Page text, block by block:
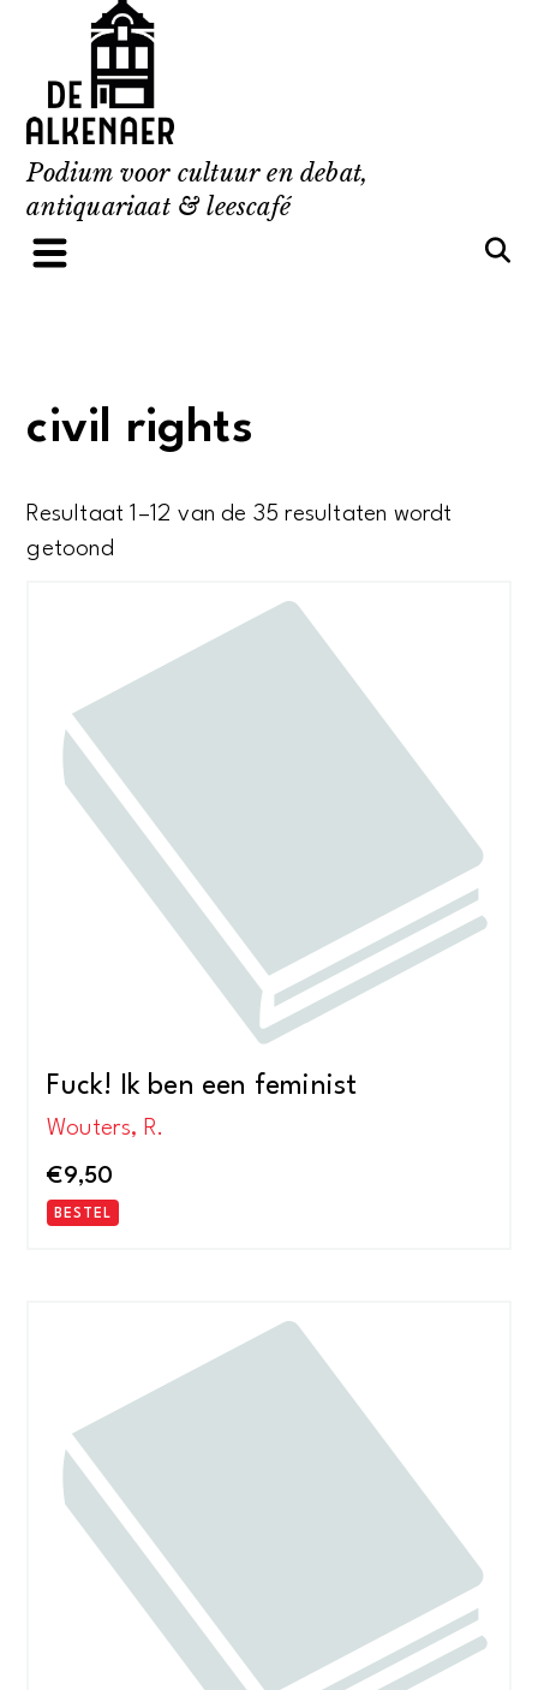
content
Podium voor cultuur en debat,
antiquariaat & leescafé
civil rights
Resultaat 1–12 van de 35 resultaten wordt
getoond
Fuck! Ik ben een feminist
Wouters, R.
€9,50
BESTEL